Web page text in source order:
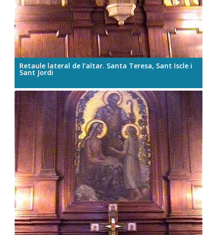
Retaule lateral de l’altar. Santa Teresa, Sant Iscle i
Sant Jordi